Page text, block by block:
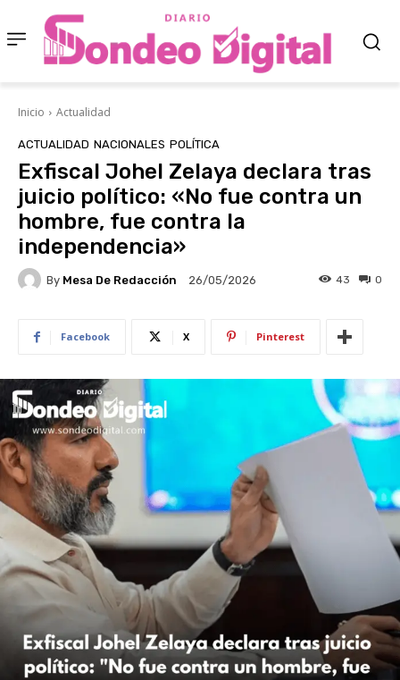
Inicio Actualidad
ACTUALIDAD NACIONALES POLÍTICA
Exfiscal Johel Zelaya declara tras
juicio político: «No fue contra un
hombre, fue contra la
independencia»
By Mesa De Redacción 26/05/2026 0
43
Facebook X Pinterest